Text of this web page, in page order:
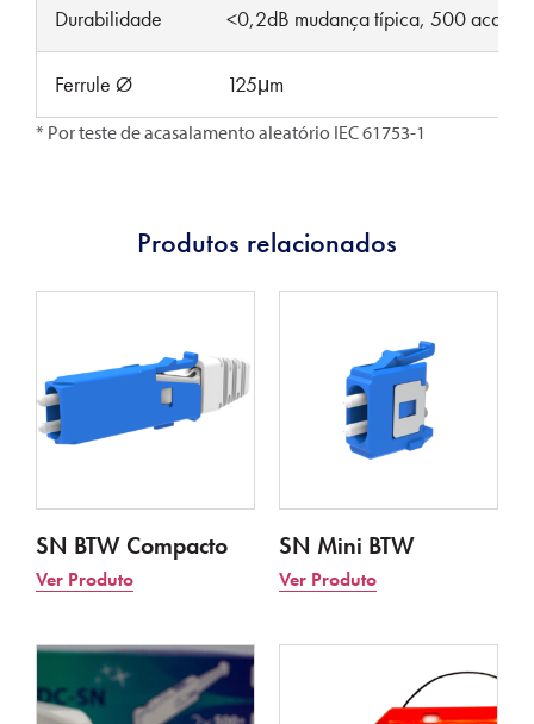
Durabilidade <0,2dB mudança típica, 500
Ferrule Ø 125μm
* Por teste de acasalamento aleatório IEC 61753-1
Produtos relacionados
SN BTW Compacto
Ver Produto
SN Mini BTW
Ver Produto